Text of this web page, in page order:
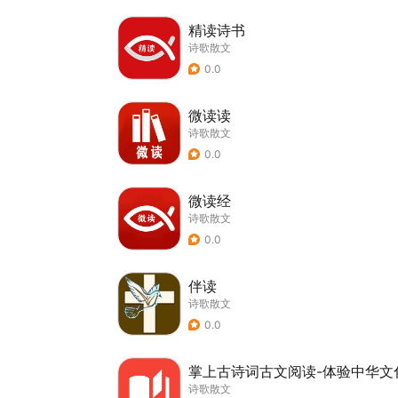
精读诗书
诗歌散文
0.0
微读读
诗歌散文
0.0
微读经
诗歌散文
0.0
伴读
诗歌散文
0.0
掌上古诗词古文阅读-体验中华文
诗歌散文